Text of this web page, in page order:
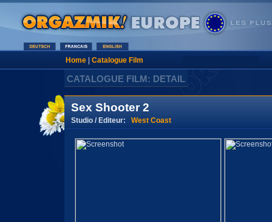
Home| Catalogue Film
CATALOGUE FILM: DETAIL
Sex Shooter 2
Studio / Editeur: West Coast